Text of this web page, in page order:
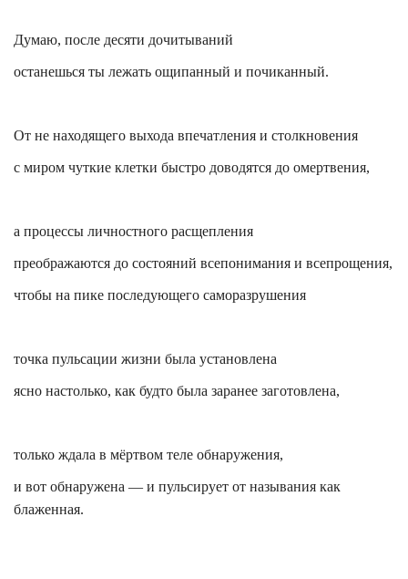
Думаю, после десяти дочитываний
останешься ты лежать ощипанный и почиканный.
От не находящего выхода впечатления и столкновения
с миром чуткие клетки быстро доводятся до омертвения,
а процессы личностного расщепления
преображаются до состояний всепонимания и всепрощения,
чтобы на пике последующего саморазрушения
точка пульсации жизни была установлена
ясно настолько, как будто была заранее заготовлена,
только ждала в мёртвом теле обнаружения,
и вот обнаружена — и пульсирует от называния как
блаженная.